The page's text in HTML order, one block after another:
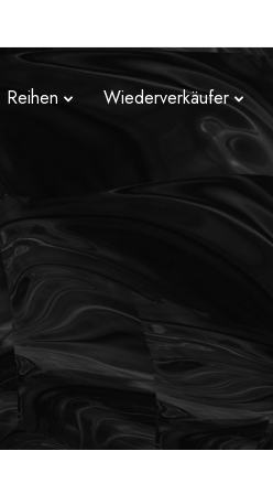
Reihen Wiederverkäufer